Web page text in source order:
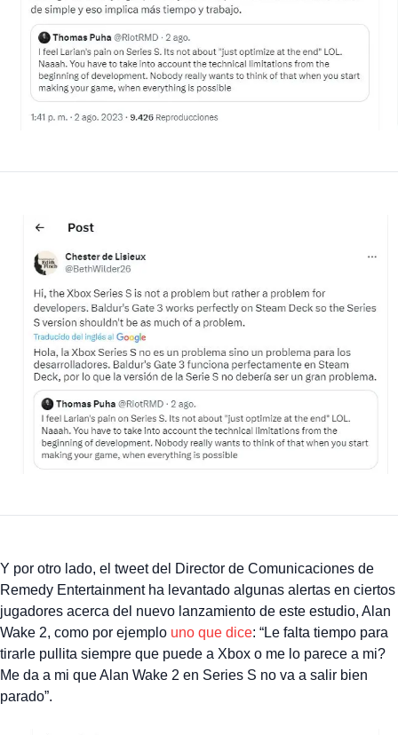
Y por otro lado, el tweet del Director de Comunicaciones de
Remedy Entertainment ha levantado algunas alertas en ciertos
jugadores acerca del nuevo lanzamiento de este estudio, Alan
Wake 2, como por ejemplo uno que dice: “Le falta tiempo para
tirarle pullita siempre que puede a Xbox o me lo parece a mi?
Me da a mi que Alan Wake 2 en Series S no va a salir bien
parado”.